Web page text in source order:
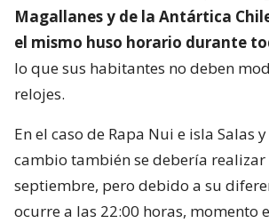
Magallanes y de la Antártica
el mismo huso horario durante
lo que sus habitantes no deben
relojes.
En el caso de Rapa Nui e isla Salas
cambio también se debería realizar
septiembre, pero debido a su
ocurre a las 22:00 horas, momento